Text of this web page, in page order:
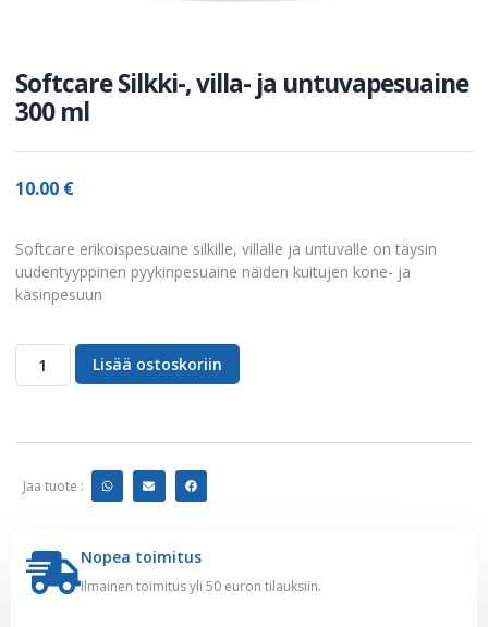
Softcare Silkki-, villa- ja untuvapesuaine
300 ml
10.00 €
Softcare erikoispesuaine silkille, villalle ja untuvalle on täysin
uudentyyppinen pyykinpesuaine näiden kuitujen kone- ja
käsinpesuun
Lisää ostoskoriin
Jaa tuote :
Nopea toimitus
Ilmainen toimitus yli 50 euron tilauksiin.